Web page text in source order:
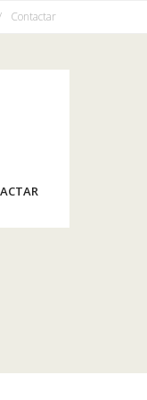
Contactar